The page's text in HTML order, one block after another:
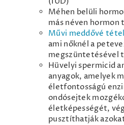
Méhen belüli
más néven hormon
Művi meddővé tétel
ami nőknél a
megszüntetésével
Hüvelyi spermicid
anyagok, amelyek
életfontosságú
ondósejtek
életképességét,
pusztíthatják